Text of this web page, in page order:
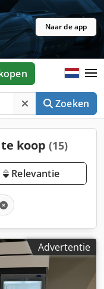
Naar de app
Zoeken
koop (15)
Relevantie
Advertentie